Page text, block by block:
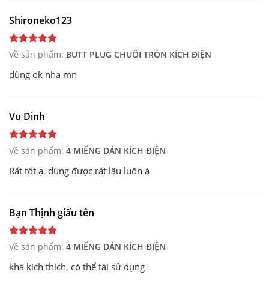
Shironeko123
Về sản phẩm: BUTT PLUG CHUÔI TRÒN KÍCH ĐIỆN
dùng ok nha mn
Vu Dinh
Về sản phẩm: 4 MIẾNG DÁN KÍCH ĐIỆN
Rất tốt ạ, dùng được rất lâu luôn á
Bạn Thịnh giấu tên
Về sản phẩm: 4 MIẾNG DÁN KÍCH ĐIỆN
khá kích thích, có thể tái sử dụng